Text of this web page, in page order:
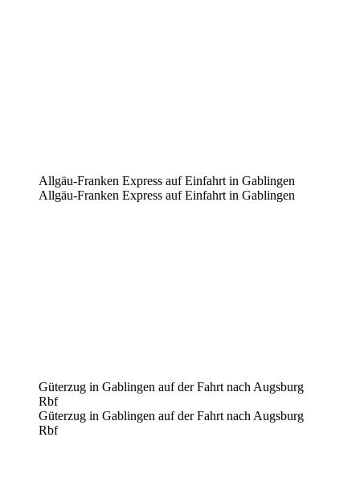
Allgäu-Franken Express auf Einfahrt in Gablingen
Allgäu-Franken Express auf Einfahrt in Gablingen
Güterzug in Gablingen auf der Fahrt nach Augsburg
Rbf
Güterzug in Gablingen auf der Fahrt nach Augsburg
Rbf